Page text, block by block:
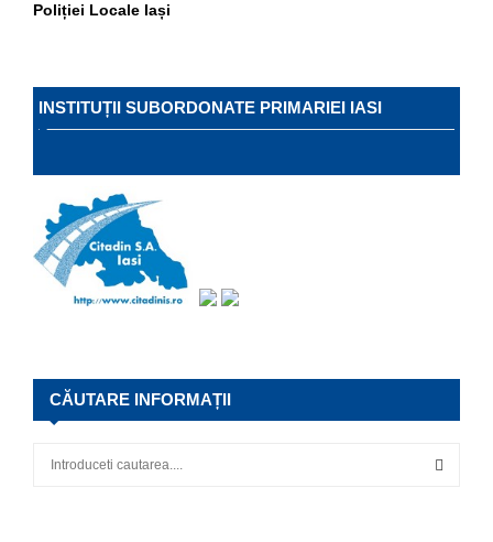
Poliției Locale Iași
INSTITUȚII SUBORDONATE PRIMARIEI IASI
CĂUTARE INFORMAȚII